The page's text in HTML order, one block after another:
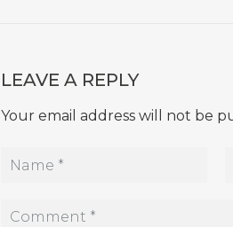
LEAVE A REPLY
Your email address will not be